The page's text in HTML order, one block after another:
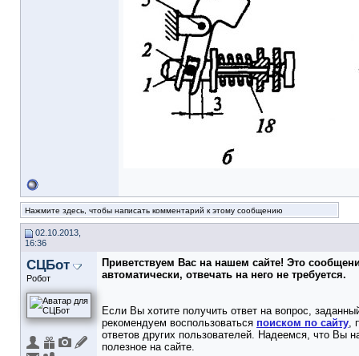
Нажмите здесь, чтобы написать комментарий к этому сообщению
02.10.2013,
16:36
СЦБот
Робот
Приветствуем Вас на нашем сайте! Это
автоматически, отвечать на него не требуется.
Если Вы хотите получить ответ на вопрос,
рекомендуем воспользоваться поиском по сайту,
ответов других пользователей. Надеемся, что Вы
полезное на сайте.